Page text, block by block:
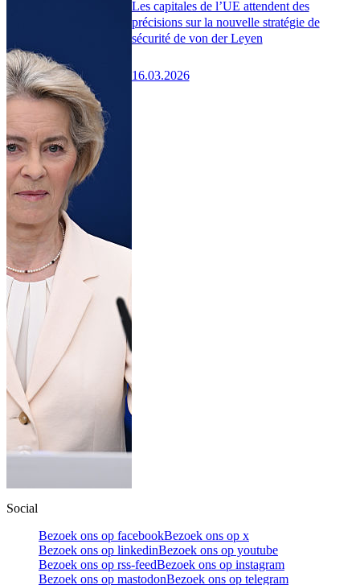
Les capitales de l’UE attendent des
précisions sur la nouvelle stratégie de
sécurité de von der Leyen
16.03.2026
Social
Bezoek ons op facebookBezoek ons op x
Bezoek ons op linkedinBezoek ons op youtube
Bezoek ons op rss-feedBezoek ons op instagram
Bezoek ons op mastodonBezoek ons op telegram